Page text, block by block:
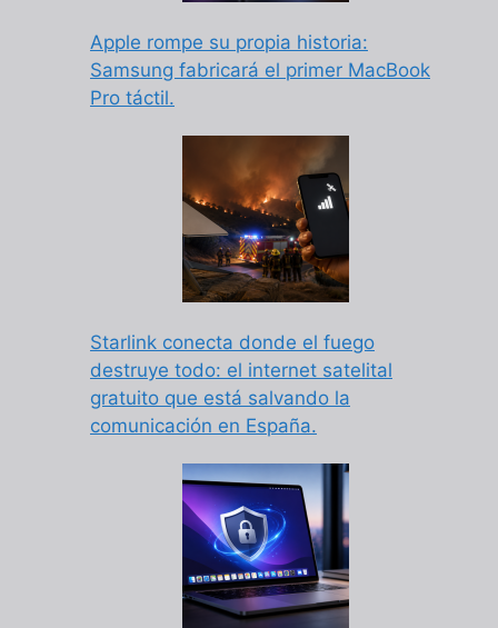
Apple rompe su propia historia:
Samsung fabricará el primer MacBook
Pro táctil.
Starlink conecta donde el fuego
destruye todo: el internet satelital
gratuito que está salvando la
comunicación en España.